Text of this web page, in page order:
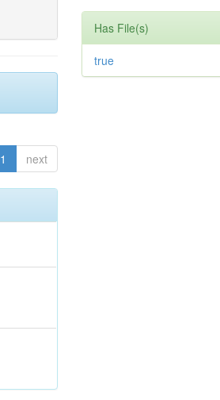
1 next
Has File(s)
true